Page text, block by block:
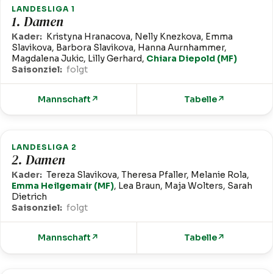
LANDESLIGA 1
1. Damen
Kader: Kristyna Hranacova, Nelly Knezkova, Emma
Slavikova, Barbora Slavikova, Hanna Aurnhammer,
Magdalena Jukic, Lilly Gerhard, Chiara Diepold (MF)
Saisonziel: folgt
Mannschaft ↗ Tabelle↗
LANDESLIGA 2
2. Damen
Kader: Tereza Slavikova, Theresa Pfaller, Melanie Rola,
Emma Heilgemair (MF), Lea Braun, Maja Wolters, Sarah
Dietrich
Saisonziel: folgt
Mannschaft ↗ Tabelle↗